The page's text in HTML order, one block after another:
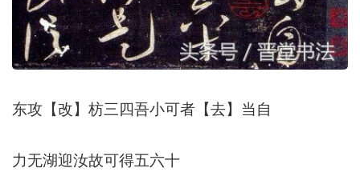
东攻【改】枋三四吾小可者【去】当自
力无湖迎汝故可得五六十